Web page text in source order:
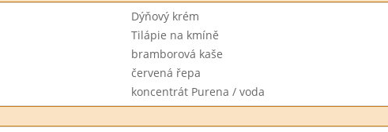
Dýňový krém
Tilápie na kmíně
bramborová kaše
červená řepa
koncentrát Purena / voda